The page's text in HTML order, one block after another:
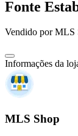
Fonte
Vendido porMLS
Informações da
MLS Shop